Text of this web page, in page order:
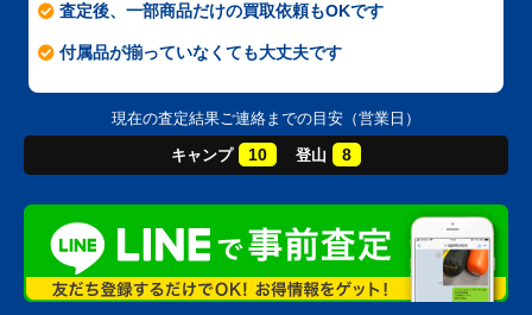
査定後、一部商品だけの買取依頼もOKです
付属品が揃っていなくても大丈夫です
現在の査定結果ご連絡までの目安（営業日）
キャンプ 10 登山 8